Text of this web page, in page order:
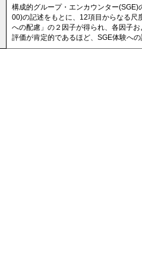
構成的グループ・エンカウンター
00)の記述をもとに、12項目からなる尺
への配慮」の２因子が得られ、各因子
評価が肯定的であるほど、SGE体験へ